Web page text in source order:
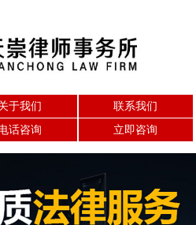
于我们
联系我们
话咨询 立即咨询